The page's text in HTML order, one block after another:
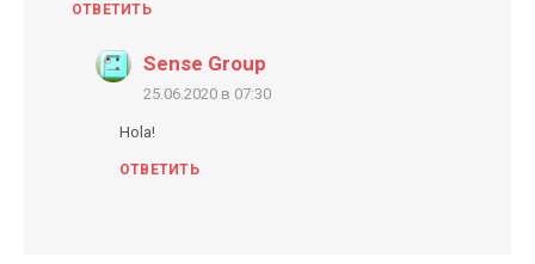
ОТВЕТИТЬ
Sense Group
25.06.2020 в 07:30
Hola!
ОТВЕТИТЬ